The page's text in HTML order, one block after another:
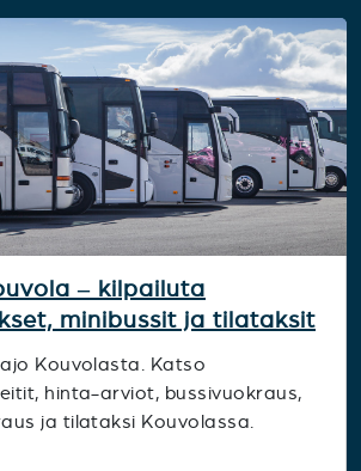
– kilpailuta
minibussit ja tilataksit
Kouvolasta. Katso
hinta-arviot, bussivuokraus,
ja tilataksi Kouvolassa.